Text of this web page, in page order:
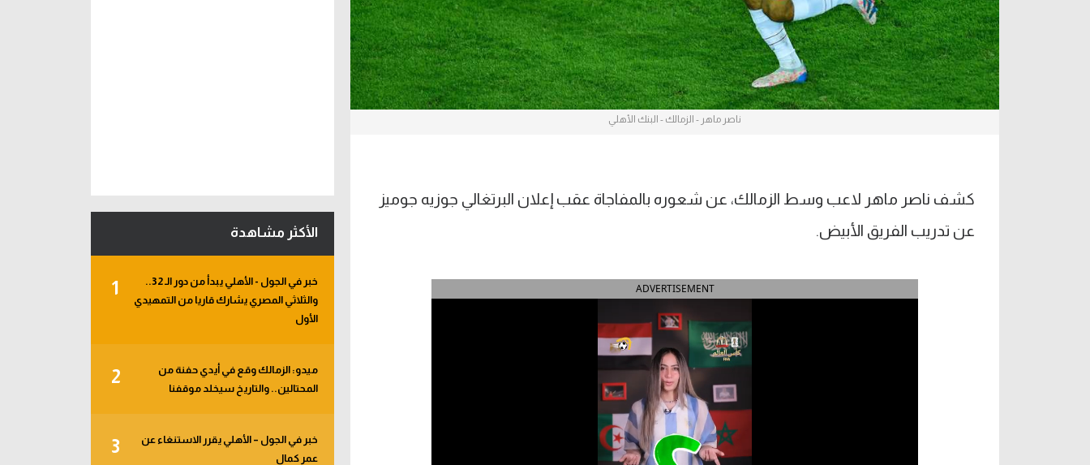
ناصر ماهر - الزمالك - البنك الأهلي
كشف ناصر ماهر لاعب وسط الزمالك، عن شعوره بالمفاجاة عقب إعلان البرتغالي جوزيه جوميز
عن تدريب الفريق الأبيض.
ADVERTISEMENT
الأكثر مشاهدة
1
خبر في الجول - الأهلي يبدأ من دور الـ 32..
والثلاثي المصري يشارك قاريا من التمهيدي
الأول
2
ميدو: الزمالك وقع في أيدي حفنة من
المحتالين.. والتاريخ سيخلد موقفنا
3
خبر في الجول – الأهلي يقرر الاستنغاء عن
عمر كمال